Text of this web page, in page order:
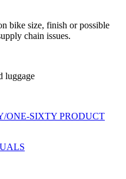
bike size, finish or possible
chain issues.
luggage
ONE-SIXTY PRODUCT